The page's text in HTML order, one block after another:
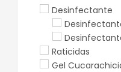
Desinfectante
Raticidas
Gel